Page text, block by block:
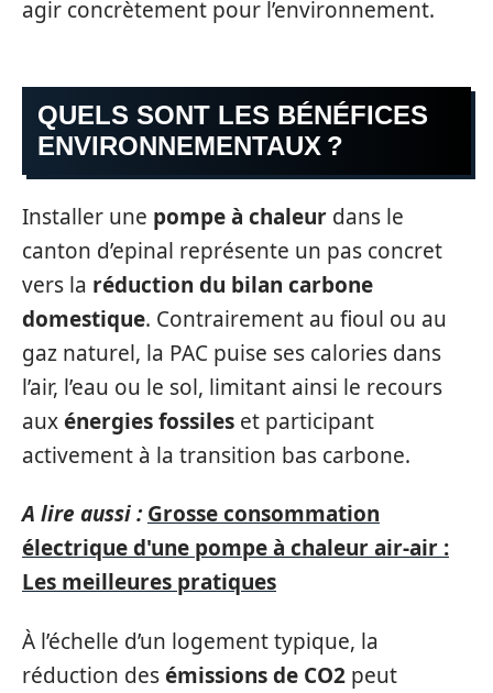
agir concrètement pour l’environnement.
QUELS SONT LES BÉNÉFICES
ENVIRONNEMENTAUX ?
Installer une pompe à chaleur dans le
canton d’epinal représente un pas concret
vers la réduction du bilan carbone
domestique. Contrairement au fioul ou au
gaz naturel, la PAC puise ses calories dans
l’air, l’eau ou le sol, limitant ainsi le recours
auxénergies fossiles et participant
activement à la transition bas carbone.
A lire aussi : Grosse consommation
électrique d'une pompe à chaleur air-air :
Les meilleures pratiques
À l’échelle d’un logement typique, la
réduction desémissions de CO2 peut